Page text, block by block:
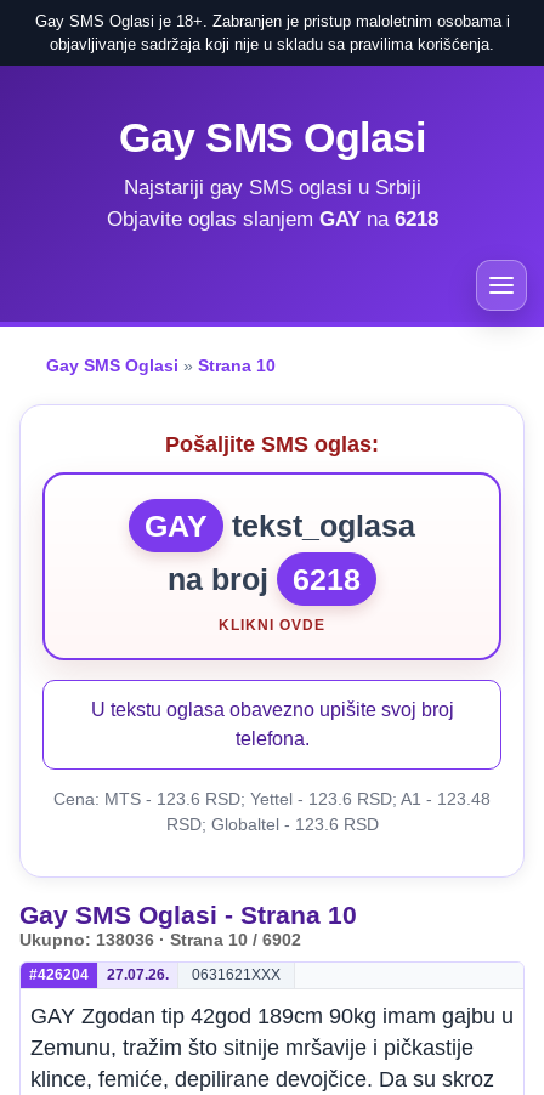
Gay SMS Oglasi je 18+. Zabranjen je pristup maloletnim osobama i
objavljivanje sadržaja koji nije u skladu sa pravilima korišćenja.
Gay SMS Oglasi
Najstariji gay SMS oglasi u Srbiji
Objavite oglas slanjem GAYna 6218
Gay SMS Oglasi » Strana 10
Pošaljite SMS oglas:
GAY
tekst_oglasa
na broj
6218
KLIKNI OVDE
U tekstu oglasa obavezno upišite svoj broj
telefona.
Cena: MTS - 123.6 RSD; Yettel - 123.6 RSD; A1 - 123.48
RSD; Globaltel - 123.6 RSD
Gay SMS Oglasi - Strana 10
Ukupno: 138036 · Strana 10 / 6902
#426204 27.07.26. 0631621XXX
GAY Zgodan tip 42god 189cm 90kg imam gajbu u
Zemunu, tražim što sitnije mršavije i pičkastije
klince, femiće, depilirane devojčice. Da su skroz